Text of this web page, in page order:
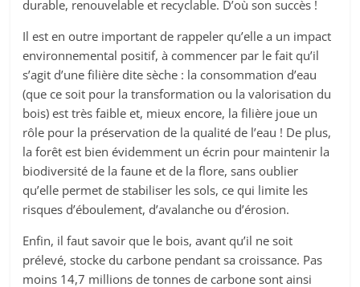
durable, renouvelable et recyclable. D’où son succès !
Il est en outre important de rappeler qu’elle a un impact
environnemental positif, à commencer par le fait qu’il
s’agit d’une filière dite sèche : la consommation d’eau
(que ce soit pour la transformation ou la valorisation du
bois) est très faible et, mieux encore, la filière joue un
rôle pour la préservation de la qualité de l’eau ! De plus,
la forêt est bien évidemment un écrin pour maintenir la
biodiversité de la faune et de la flore, sans oublier
qu’elle permet de stabiliser les sols, ce qui limite les
risques d’éboulement, d’avalanche ou d’érosion.
Enfin, il faut savoir que le bois, avant qu’il ne soit
prélevé, stocke du carbone pendant sa croissance. Pas
moins 14,7 millions de tonnes de carbone sont ainsi